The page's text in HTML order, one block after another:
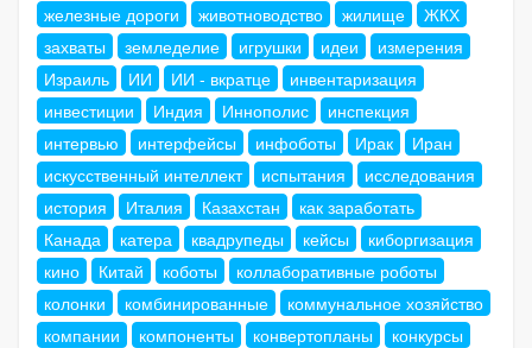
железные дороги
животноводство жилище
ЖКХ
захваты
земледелие игрушки идеи
измерения
Израиль
ИИ ИИ - вкратце
инвентаризация
инвестиции
Индия Иннополис
инспекция
интервью
интерфейсы инфоботы Ирак
Иран
искусственный интеллект
испытания
исследования
история
Италия Казахстан
как заработать
Канада
катера квадрупеды кейсы
киборгизация
кино
Китай коботы
коллаборативные роботы
колонки
комбинированные
коммунальное хозяйство
компании
компоненты конвертопланы
конкурсы